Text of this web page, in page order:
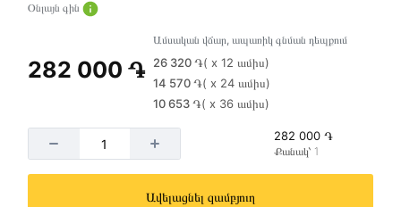
Օնլայն գին
282 000 ֏
Ամսական վճար, ապառիկ գնման դեպքում
26 320 ֏( x 12 ամիս)
14 570 ֏( x 24 ամիս)
10 653 ֏( x 36 ամիս)
282 000 ֏
Քանակ՝ 1
Ավելացնել զամբյուղ